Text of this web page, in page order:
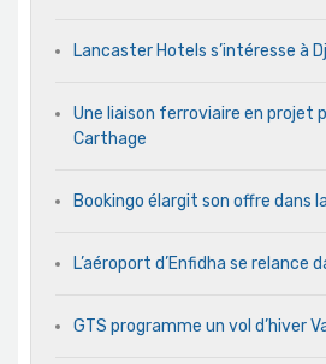
Lancaster Hotels s’intéresse à
Une liaison ferroviaire en projet
Carthage
Bookingo élargit son offre dans
L’aéroport d’Enfidha se relance
GTS programme un vol d’hiver